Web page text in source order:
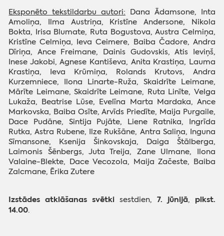
Eksponēto tekstildarbu autori: Dana Ādamsone, Inta
Amoliņa, Ilma Austriņa, Kristīne Andersone, Nikola
Bokta, Irisa Blumate, Ruta Bogustova, Austra Celmiņa,
Kristīne Celmiņa, Ieva Ceimere, Baiba Čadore, Andra
Dīriņa, Ance Freimane, Dainis Gudovskis, Atis Ieviņš,
Inese Jakobi, Agnese Kantiševa, Anita Krastiņa, Lauma
Krastiņa, Ieva Krūmiņa, Rolands Krutovs, Andra
Kurzemniece, Ilona Linarte-Ruža, Skaidrīte Leimane,
Mārīte Leimane, Skaidrīte Leimane, Ruta Linīte, Velga
Lukaža, Beatrise Lūse, Evelīna Marta Mardaka, Ance
Markovska, Baiba Osīte, Arvīds Priedīte, Maija Purgaile,
Dace Pudāne, Sintija Pujāte, Liene Ratnika, Ingrīda
Rutka, Astra Rubene, Ilze Rukšāne, Antra Saliņa, Inguna
Sīmansone, Ksenija Šinkovskaja, Daiga Štālberga,
Laimonis Šēnbergs, Juta Treija, Zane Ulmane, Ilona
Valaine-Blekte, Dace Vecozola, Maija Začeste, Baiba
Zalcmane, Ērika Zutere
Izstādes atklāšanas svētki sestdien, 7. jūnijā, plkst.
14.00.